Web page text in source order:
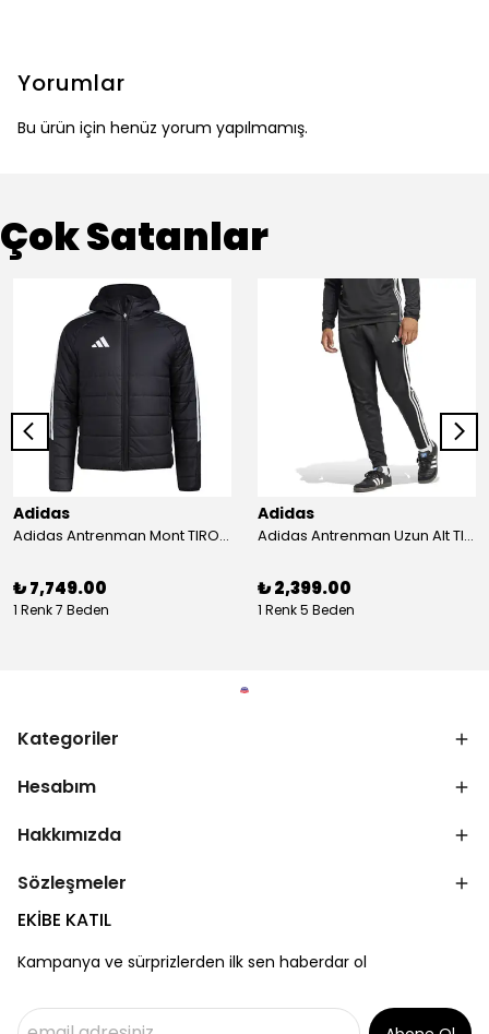
Yorumlar
Bu ürün için henüz yorum yapılmamış.
Çok Satanlar
Adidas
Adidas Antrenman Mont TIRO24 WINT JKT IJ7388
₺ 7,749.00
1 Renk 7 Beden
Adidas
Adidas Antrenman Uzun Alt TIRO ES PNT JD0442
₺ 2,399.00
1 Renk 5 Beden
Kategoriler
Hesabım
Hakkımızda
Sözleşmeler
EKİBE KATIL
Kampanya ve sürprizlerden ilk sen haberdar ol